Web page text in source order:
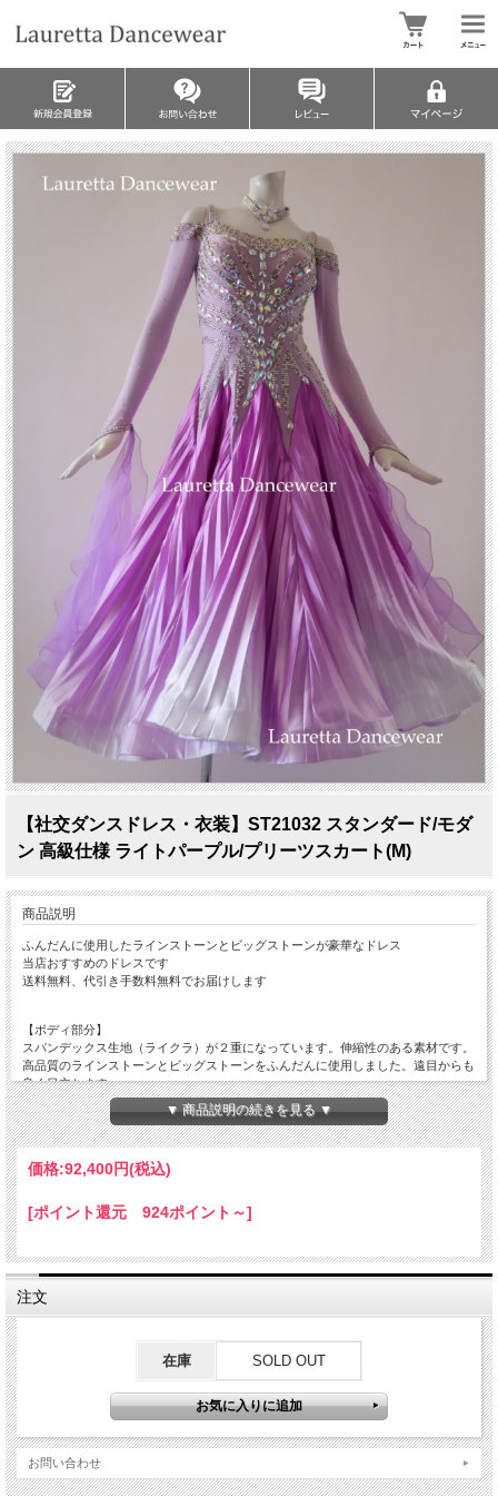
【社交ダンスドレス・衣装】ST21032 スタンダード/モダ
ン 高級仕様 ライトパープル/プリーツスカート(M)
商品説明
ふんだんに使用したラインストーンとビッグストーンが豪華なドレス
当店おすすめのドレスです
送料無料、代引き手数料無料でお届けします
【ボディ部分】
スパンデックス生地（ライクラ）が２重になっています。伸縮性のある素材です。
高品質のラインストーンとビッグストーンをふんだんに使用しました。遠目からも
良く目立ちます。
胸パットあり。アンダーショーツはスナップ開閉です。背中ファスナー仕様。
【スカート部分】
裾内側にはフリルとホースヘアを施しました。
【色】ライトパープルグラデーション
クリスタルオーロラ/SS20など大小のストーン
ライトパープル/SS20
高品質ガラスストーンを使用
【バスト】79～87cm
【ウエスト】64～70cm
【ヒップ】 ～95cm
▼ 商品説明の続きを見る ▼
価格:92,400円(税込)
[ポイント還元 924ポイント～]
注文
在庫 SOLD OUT
お問い合わせ